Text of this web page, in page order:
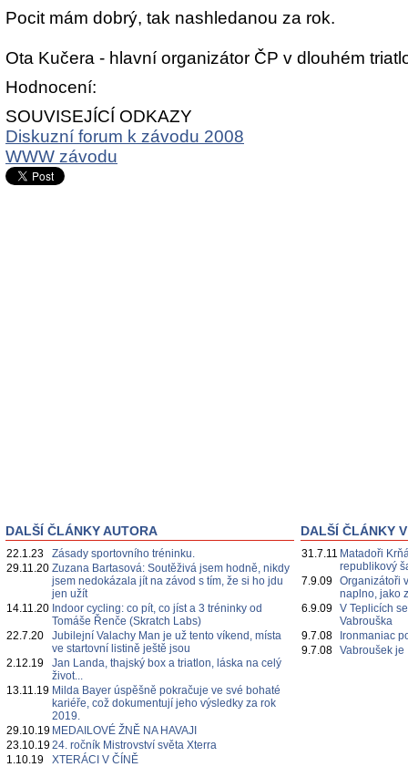
Pocit mám dobrý, tak nashledanou za rok.
Ota Kučera - hlavní organizátor ČP v dlouhém
Hodnocení:
SOUVISEJÍCÍ ODKAZY
Diskuzní forum k závodu 2008
WWW závodu
DALŠÍ ČLÁNKY AUTORA
22.1.23
Zásady sportovního tréninku.
29.11.20 Zuzana Bartasová: Soutěživá jsem hodně, nikdy
jsem nedokázala jít na závod s tím, že si ho jdu
jen užít
14.11.20 Indoor cycling: co pít, co jíst a 3 tréninky od
Tomáše Řenče (Skratch Labs)
22.7.20
Jubilejní Valachy Man je už tento víkend, místa
ve startovní listině ještě jsou
2.12.19
Jan Landa, thajský box a triatlon, láska na celý
život...
13.11.19 Milda Bayer úspěšně pokračuje ve své bohaté
kariéře, což dokumentují jeho výsledky za rok
2019.
29.10.19 MEDAILOVÉ ŽNĚ NA HAVAJI
23.10.1924. ročník Mistrovství světa Xterra
1.10.19
XTERÁCI V ČÍNĚ
DALŠÍ ČLÁNKY
31.7.11 Matadoři
republikový
7.9.09
Organizátoři
naplno, jako
6.9.09
V Teplicích
Vabrouška
9.7.08
Ironmaniac
9.7.08
Vabroušek